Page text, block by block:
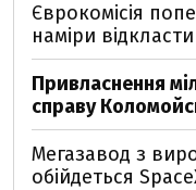
Єврокомісія
наміри
Привласнення
справу
Мегазавод з
обійдеться